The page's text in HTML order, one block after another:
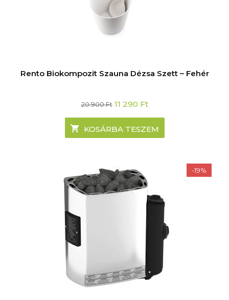
Rento Biokompozit Szauna Dézsa Szett – Fehér
20 900Ft Original
was:
20
900 Ft.
11 290 FtCurrent
is:
11
290 Ft.
KOSÁRBA TESZEM
-19%